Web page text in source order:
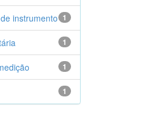
1
instrumento
1
1
1